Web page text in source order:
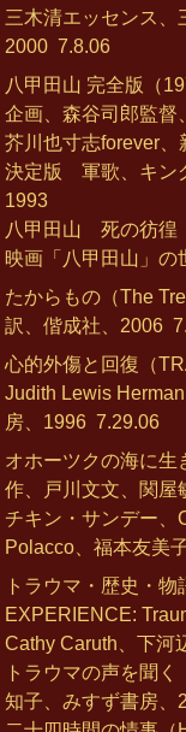
三木清エッセンス、
2000 7.8.06
八甲田山 完全版（
企画、森谷司郎監督
芥川也寸志forever
決定版 軍歌、キン
1993
八甲田山 死の彷徨
映画「八甲田山」の
たからもの（The
訳、偕成社、2006
心的外傷と回復（
Judith Lewis
房、1996 7.29.06
オホーツクの海に
作、戸川文文、関屋
チキン・サンデー
Polacco、福本友美
トラウマ・歴史・
EXPERIENCE:
Cathy Caruth、下河
トラウマの声を聞
知子、みすず書房、